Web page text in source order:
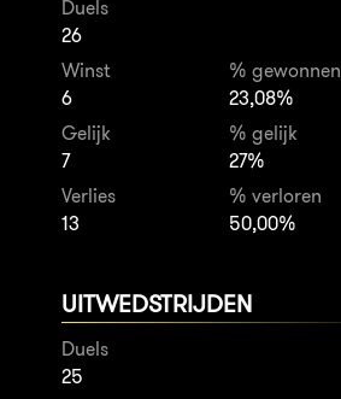
Duels
26
Winst
6
% gewonnen
23,08%
Gelijk
7
% gelijk
27%
Verlies
13
% verloren
50,00%
UITWEDSTRIJDEN
Duels
25